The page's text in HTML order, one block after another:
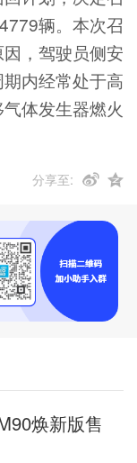
辆。本次召
，驾驶员侧安
内经常处于高
体发生器燃火
分享至:
焕新版售